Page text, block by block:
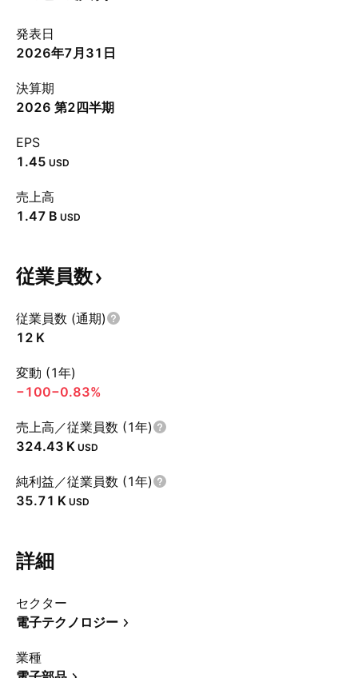
発表日
2026年7月31日
決算期
2026 第2四半期
EPS
1.45 USD
売上高
‪1.47 B‬ USD
従業員数
従業員数 (通期)
‪12 K‬
変動 (1年)
−100−0.83%
売上高／従業員数 (1年)
‪324.43 K‬ USD
純利益／従業員数 (1年)
‪35.71 K‬ USD
詳細
セクター
電子テクノロジー
業種